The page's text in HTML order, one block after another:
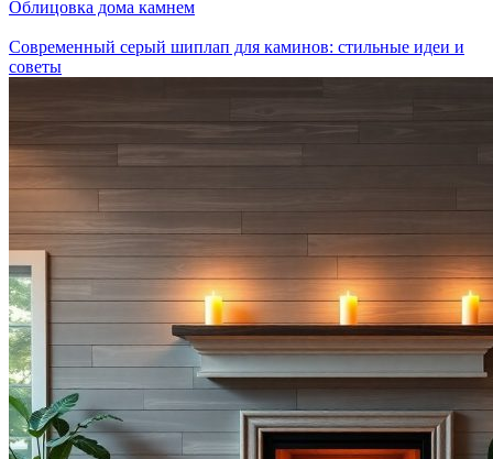
Облицовка дома камнем
Современный серый шиплап для каминов: стильные идеи и
советы